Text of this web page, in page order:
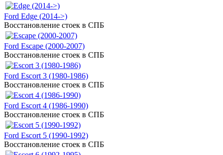
Ford Edge (2014->)
Восстановление стоек в СПБ
Ford Escape (2000-2007)
Восстановление стоек в СПБ
Ford Escort 3 (1980-1986)
Восстановление стоек в СПБ
Ford Escort 4 (1986-1990)
Восстановление стоек в СПБ
Ford Escort 5 (1990-1992)
Восстановление стоек в СПБ